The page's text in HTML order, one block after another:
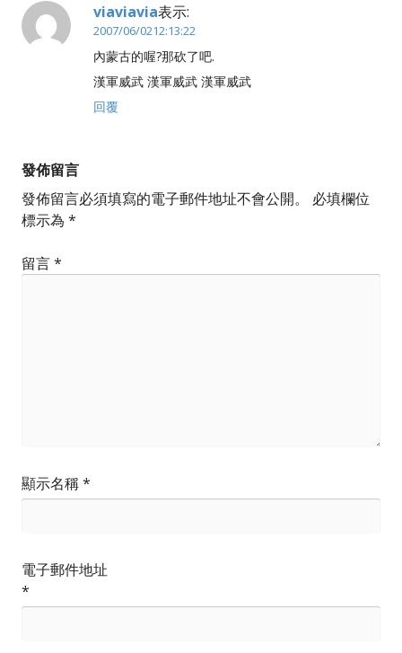
viaviavia表示:
2007/06/0212:13:22
內蒙古的喔?那砍了吧.
漢軍威武 漢軍威武 漢軍威武
回覆
發佈留言
發佈留言必須填寫的電子郵件地址不會公開。
必填欄位
標示為 *
留言*
顯示名稱*
電子郵件地址
*